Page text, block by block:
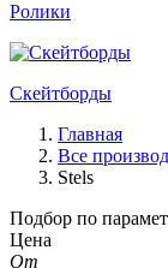
Ролики
Скейтборды
Главная
Все
Stels
Подбор по
Цена
От